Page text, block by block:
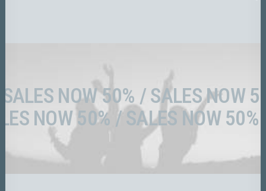
SALES NOW 50% /SALES NOW
NOW 50% /SALES NOW